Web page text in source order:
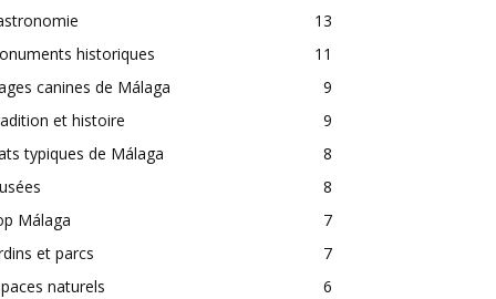
13
historiques
11
canines de Málaga
9
et histoire
9
typiques de Málaga
8
8
Málaga
7
et parcs
7
naturels
6